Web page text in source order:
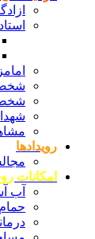
رویدادها
امکانات
آب